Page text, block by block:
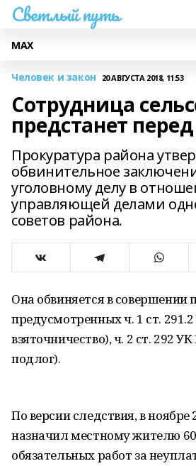
Светлый путь
МАХ
Человек и закон 20 АВГУСТА 2018, 11:53
Сотрудница
предстанет
Прокуратура района
обвинительное
уголовному делу в
управляющей делами
советов района.
Она обвиняется в совершении
предусмотренных ч. 1 ст.
взяточничество), ч. 2 ст. 292
подлог).
По версии следствия, в ноябре
назначил местному жителю
обязательных работ за